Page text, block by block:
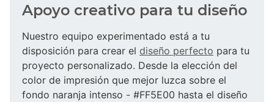
Apoyo creativo para tu diseño
Nuestro equipo experimentado está a tu
disposición para crear el diseño perfecto para tu
proyecto personalizado. Desde la elección del
color de impresión que mejor luzca sobre el
fondo naranja intenso - #FF5E00 hasta el diseño